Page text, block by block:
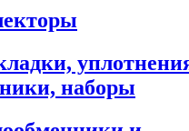
наборы